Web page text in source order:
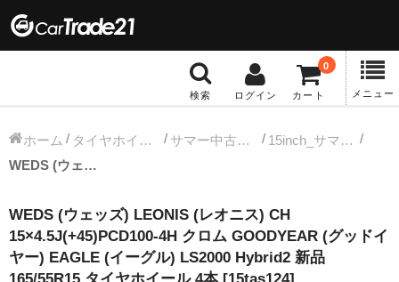
検索 ログイン カート
0
メニュー
冬タイヤホイール
13インチ：冬タイヤホイール
14インチ：冬タイヤホイール
ホーム タイヤホイールセット サマー中古タイヤホイール
15inch_サマー中古タイヤホイール
WEDS (ウェッズ) LEONIS (レオニス) CH 15×4.5J(+45)PCD100-4H クロム GOODYEAR (グッドイヤー) EAGLE (イーグル) LS2000 Hybrid2 新品 165/55R15 タイヤホイール 4本 [15tas124]
WEDS (ウェッズ) LEONIS (レオニス) CH
15×4.5J(+45)PCD100-4H クロム GOODYEAR (グッドイ
ヤー) EAGLE (イーグル) LS2000 Hybrid2 新品